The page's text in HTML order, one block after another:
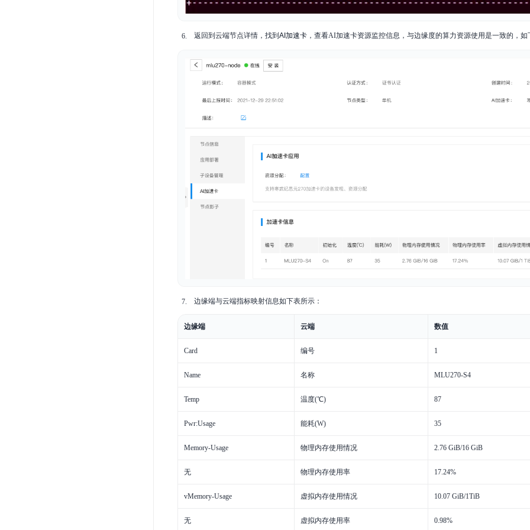
返回到云端节点详情，找到AI加速卡 ，查看AI加速卡资源监控信息，与边缘度的算力资源使用是一致的，如
边缘端与云端指标映射信息如下表所示：
边缘端 云端 数值
Card 编号 1
Name 名称 MLU270-S4
Temp 温度(℃) 87
Pwr:Usage 能耗(W) 35
Memory-Usage 物理内存使用情况 2.76 GiB/16 GiB
无 物理内存使用率 17.24%
vMemory-Usage 虚拟内存使用情况 10.07 GiB/1TiB
无 虚拟内存使用率 0.98%